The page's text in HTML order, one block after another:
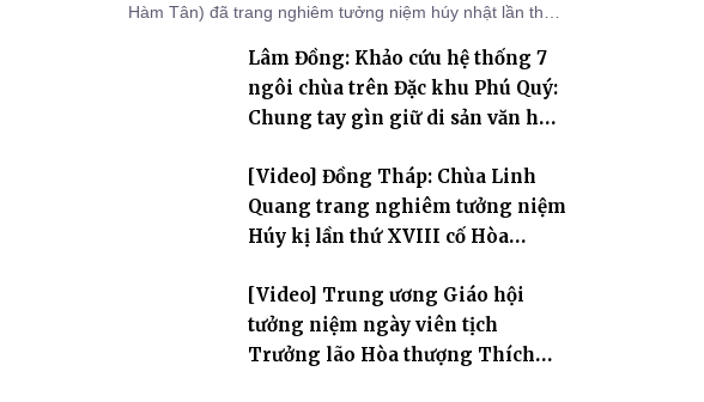
Hàm Tân) đã trang nghiêm tưởng niệm húy nhật lần thứ
hạ Ân – bậc khai sơn Tổ đình Quảng Ân. Chư Tôn đức
Tăng Ni, môn đồ pháp quyến cùng đông đảo thiện tín
Phật tử đã đồng vân tập về đạo tràng, th
Lâm Đồng: Khảo cứu hệ thống 7
ngôi chùa trên Đặc khu Phú Quý:
Chung tay gìn giữ di sản văn hóa
[Video] Đồng Tháp: Chùa Linh
Quang trang nghiêm tưởng niệm
Húy kị lần thứ XVIII cố Hòa
[Video] Trung ương Giáo hội
tưởng niệm ngày viên tịch
Trưởng lão Hòa thượng Thích